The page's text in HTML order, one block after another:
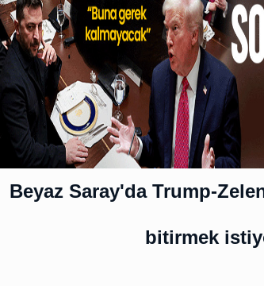
Beyaz Saray'da Trump-
bitirmek